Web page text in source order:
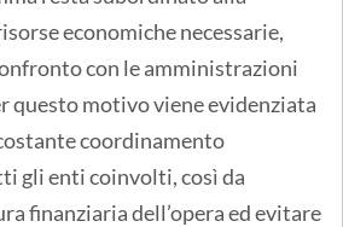
economiche necessarie,
con le amministrazioni
questo motivo viene evidenziata
coordinamento
gli enti coinvolti, così da
finanziaria dell’opera ed evitare